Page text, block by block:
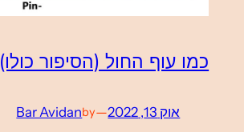
כמו עוף החול (הסיפור כולו)
אוק 13, 2022 —
by
Bar Avidan